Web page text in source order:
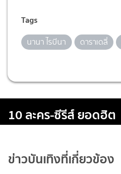
Tags
นานา ไรบีนา ดาราเดลี่
10 ละคร-ซีรีส์ ยอดฮิต
ข่าวบันเทิงที่เกี่ยวข้อง